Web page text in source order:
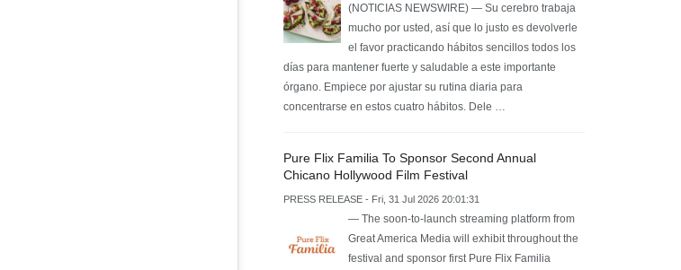
(NOTICIAS NEWSWIRE) — Su cerebro trabaja
mucho por usted, así que lo justo es devolverle
el favor practicando hábitos sencillos todos los
días para mantener fuerte y saludable a este importante
órgano. Empiece por ajustar su rutina diaria para
concentrarse en estos cuatro hábitos. Dele …
Pure Flix Familia To Sponsor Second Annual
Chicano Hollywood Film Festival
PRESS RELEASE - Fri, 31 Jul 2026 20:01:31
— The soon-to-launch streaming platform from
Great America Media will exhibit throughout the
festival and sponsor first Pure Flix Familia